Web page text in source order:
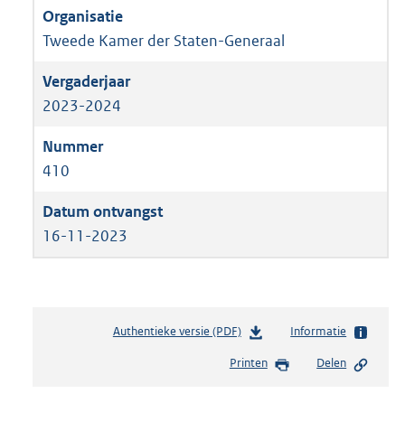
Tweede Kamer der Staten-Generaal
2023-2024
410
16-11-2023
Authentieke versie (PDF)b
s
Informatie
Printen Delen